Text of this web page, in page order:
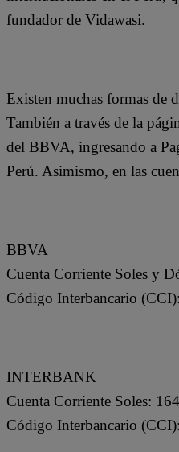
fundador de Vidawasi.
Existen muchas formas de
También a través de la
del BBVA, ingresando a
Perú. Asimismo, en las
BBVA
Cuenta Corriente Soles y
Código Interbancario
INTERBANK
Cuenta Corriente Soles:
Código Interbancario